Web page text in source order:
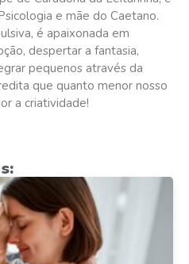
e mãe do Caetano.
é apaixonada em
despertar a fantasia,
pequenos através da
que quanto menor nosso
a criatividade!